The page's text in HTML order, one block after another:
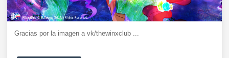
Gracias por la imagen a vk/thewinxclub ...